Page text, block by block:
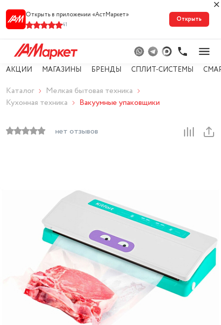
Открыть в приложении «АстМарке‪т‬»
41
Открыть
АКЦИИ МАГАЗИНЫ БРЕНДЫ СПЛИТ-СИСТЕМЫ
Каталог
Мелкая бытовая техника
Кухонная техника
Вакуумные упаковщики
нет отзывов